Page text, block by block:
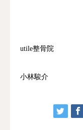
utile整骨院
小林駿介